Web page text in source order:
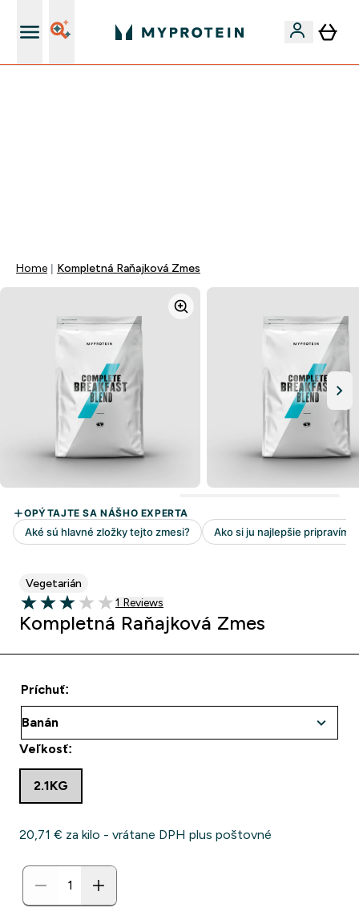
Home Kompletná Raňajková Zmes
Vegetarián
3 out of 5 stars
1 customer reviews
1 Reviews
Kompletná Raňajková Zmes
Príchuť:
Veľkosť:
2.1KG
20,71 €‎ za kilo - vrátane DPH plus poštovné